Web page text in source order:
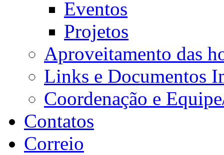
Eventos
Projetos
Aproveitamento das
Links e Documentos
Coordenação e
Contatos
Correio